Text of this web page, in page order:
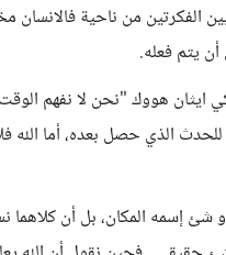
الفكرتين من ناحية فالانسان
يتم فعله.
ايثان هووك "نحن لا نفهم
الذي حصل بعده، أما الله
و شئ إسمه المكان، بل أن